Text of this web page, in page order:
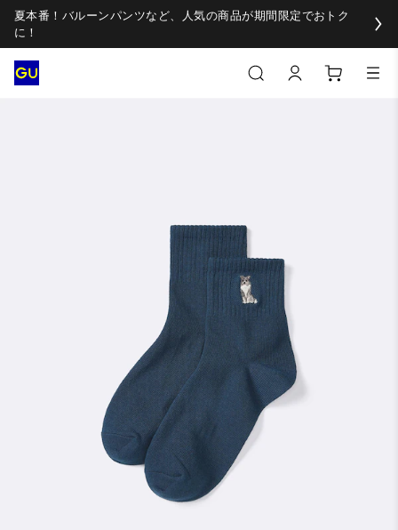
夏本番！バルーンパンツなど、人気の商品が期間限定でおトク
に！